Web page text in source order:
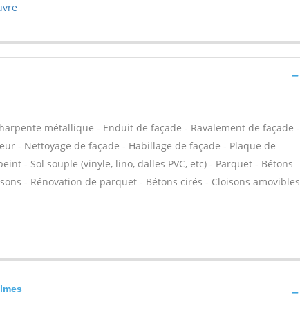
métallique - Enduit de façade - Ravalement de façade -
- Nettoyage de façade - Habillage de façade - Plaque de
- Sol souple (vinyle, lino, dalles PVC, etc) - Parquet - Bétons
- Rénovation de parquet - Bétons cirés - Cloisons amovibles